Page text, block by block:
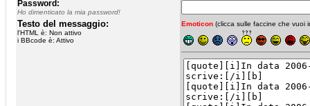
Password:
Ho dimenticato la mia password!
Testo del messaggio:
l'HTML è: Non attivo
i BBcode è: Attivo
Emoticon (clicca sulle faccine che vuoi